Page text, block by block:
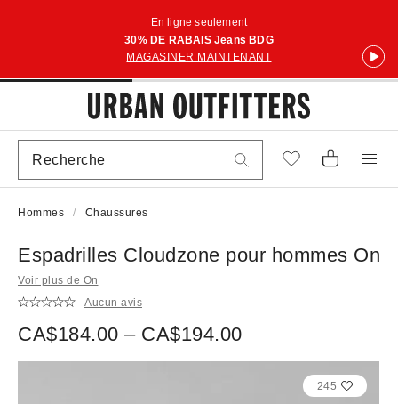
En ligne seulement
30% DE RABAIS Jeans BDG
MAGASINER MAINTENANT
Hommes Chaussures
Espadrilles Cloudzone pour hommes On
Voir plus de On
Aucun avis
CA$184.00 – CA$194.00
245